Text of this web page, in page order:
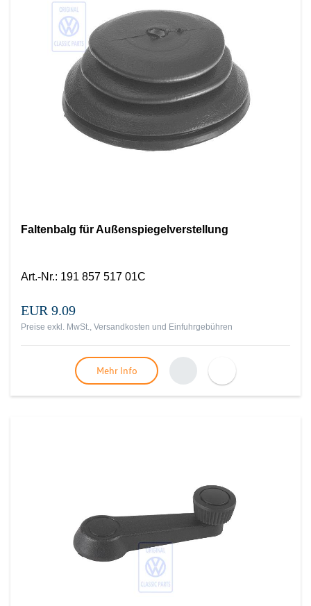
Faltenbalg für Außenspiegelverstellung
Art.-Nr.: 191 857 517 01C
EUR 9.09
Preise exkl. MwSt., Versandkosten und Einfuhrgebühren
Mehr Info